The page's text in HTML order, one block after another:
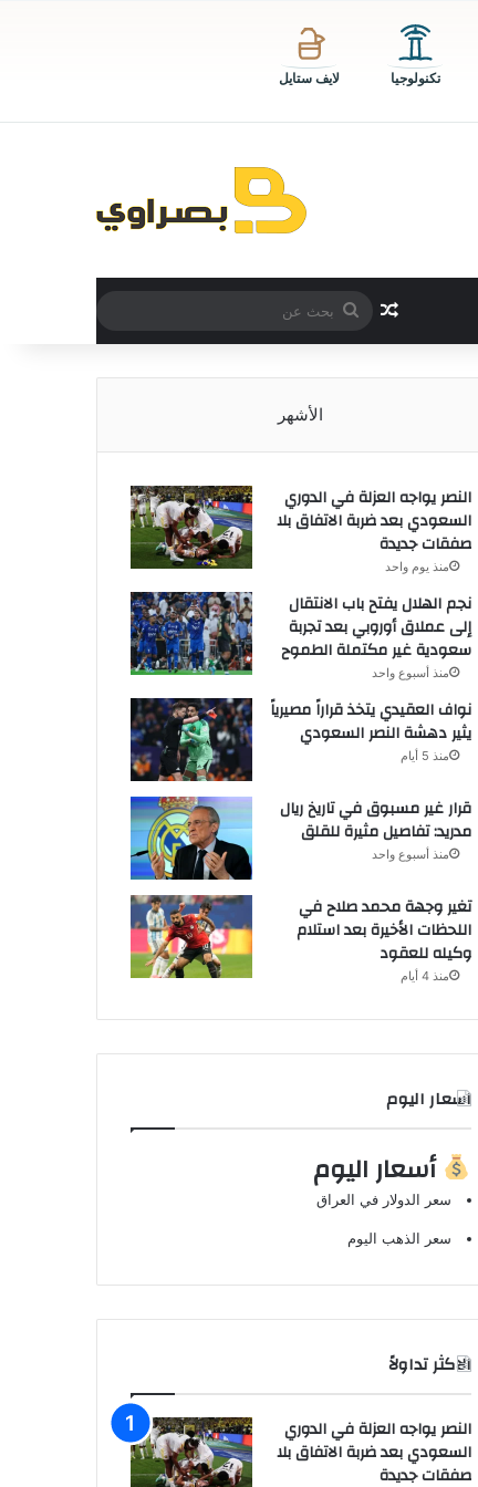
تكنولوجيا لايف ستايل
مقال عشوائي
بحث
عن
الأشهر
النصر يواجه العزلة في الدوري
السعودي بعد ضربة الاتفاق بلا
صفقات جديدة
منذ يوم واحد
نجم الهلال يفتح باب الانتقال
إلى عملاق أوروبي بعد تجربة
سعودية غير مكتملة الطموح
منذ أسبوع واحد
نواف العقيدي يتخذ قراراً مصيرياً
يثير دهشة النصر السعودي
منذ 5 أيام
قرار غير مسبوق في تاريخ ريال
مدريد: تفاصيل مثيرة للقلق
منذ أسبوع واحد
تغير وجهة محمد صلاح في
اللحظات الأخيرة بعد استلام
وكيله للعقود
منذ 4 أيام
اسعار اليوم
أسعار اليوم
سعر الدولار في العراق
سعر الذهب اليوم
الاكثر تداولاً
النصر يواجه العزلة في الدوري
السعودي بعد ضربة الاتفاق بلا
صفقات جديدة